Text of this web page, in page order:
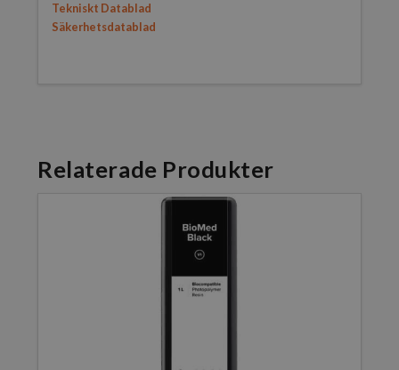
Tekniskt Datablad
Säkerhetsdatablad
Relaterade Produkter